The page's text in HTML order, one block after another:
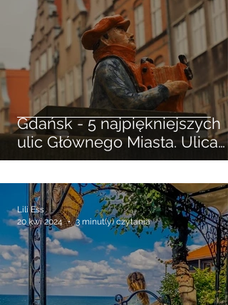
ulic Głównego Miasta. Ulica
Długa, Piwna, Mariacka ...
Lili Ess
27 kwi 2024
4 minut(y) czytania
Lili Ess
20 kwi 2024
3 minut(y) czytania